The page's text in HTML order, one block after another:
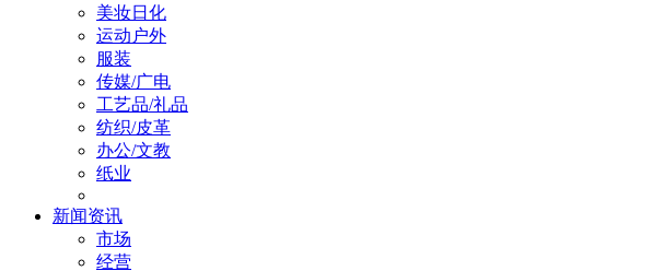
美妆日化
运动户外
服装
传媒/广电
工艺品/礼品
纺织/皮革
办公/文教
纸业
新闻资讯
市场
经营